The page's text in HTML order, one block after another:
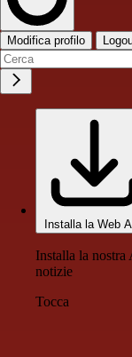
Modifica profilo
Installa la Web
Installa la nostra
notizie
Tocca